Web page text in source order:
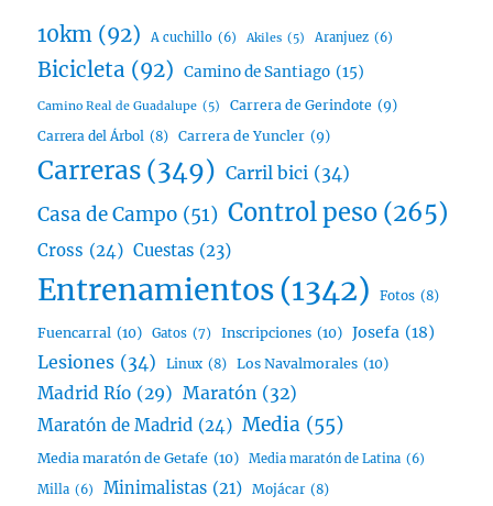
10km (92) A cuchillo (6) Akiles (5) Aranjuez (6)
Bicicleta (92) Camino de Santiago (15)
Camino Real de Guadalupe (5) Carrera de Gerindote (9)
Carrera del Árbol (8) Carrera de Yuncler (9)
Carreras (349) Carril bici (34)
Casa de Campo (51) Control peso (265)
Cross (24) Cuestas (23)
Entrenamientos(1342) Fotos (8)
Fuencarral (10) Gatos (7) Inscripciones (10) Josefa (18)
Lesiones (34) Linux (8) Los Navalmorales (10)
Madrid Río (29) Maratón (32)
Maratón de Madrid (24) Media (55)
Media maratón de Getafe (10) Media maratón de Latina (6)
Milla (6) Minimalistas (21) Mojácar (8)